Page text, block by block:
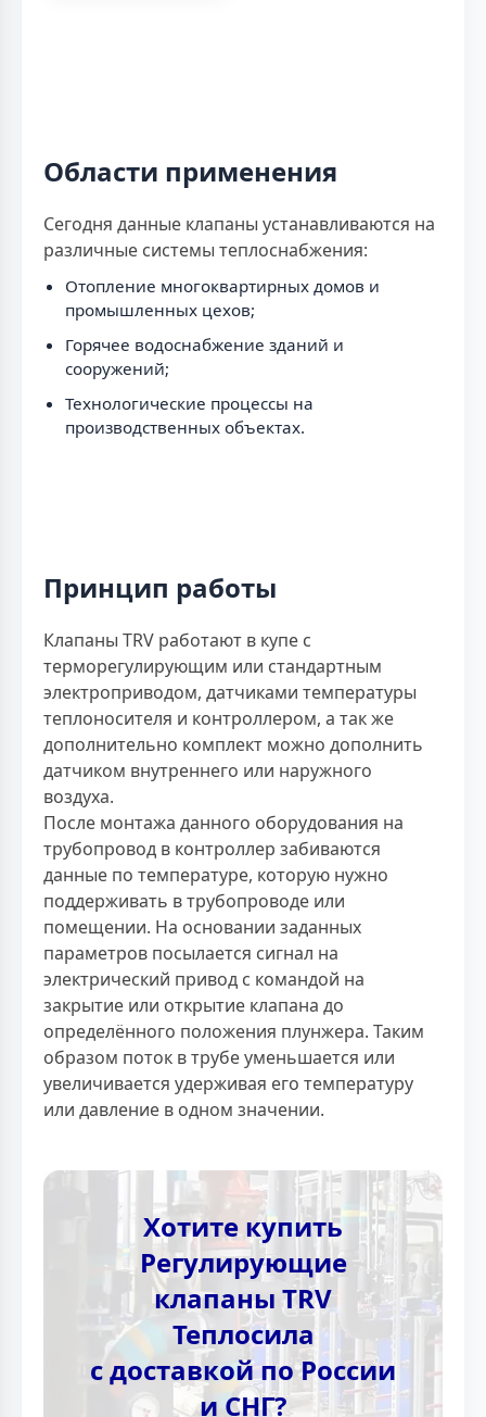
Области применения
Сегодня данные клапаны устанавливаются на
различные системы теплоснабжения:
Отопление многоквартирных домов и
промышленных цехов;
Горячее водоснабжение зданий и
сооружений;
Технологические процессы на
производственных объектах.
Принцип работы
Клапаны TRV работают в купе с
терморегулирующим или стандартным
электроприводом, датчиками температуры
теплоносителя и контроллером, а так же
дополнительно комплект можно дополнить
датчиком внутреннего или наружного
воздуха.
После монтажа данного оборудования на
трубопровод в контроллер забиваются
данные по температуре, которую нужно
поддерживать в трубопроводе или
помещении. На основании заданных
параметров посылается сигнал на
электрический привод с командой на
закрытие или открытие клапана до
определённого положения плунжера. Таким
образом поток в трубе уменьшается или
увеличивается удерживая его температуру
или давление в одном значении.
Хотите купить
Регулирующие
клапаны TRV
Теплосила
с доставкой по России
и СНГ?